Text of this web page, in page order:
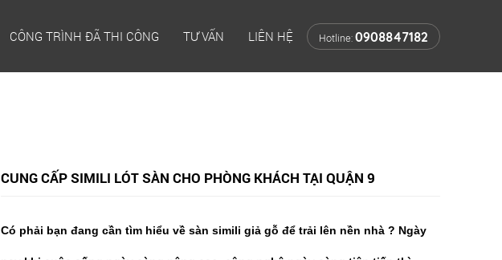
CÔNG TRÌNH ĐÃ THI CÔNG TƯ VẤN LIÊN HỆ Hotline: 0908847182
CUNG CẤP SIMILI LÓT SÀN CHO PHÒNG KHÁCH TẠI QUẬN 9
Có phải bạn đang cần tìm hiểu về sàn simili giả gỗ để trải lên nền nhà ? Ngày